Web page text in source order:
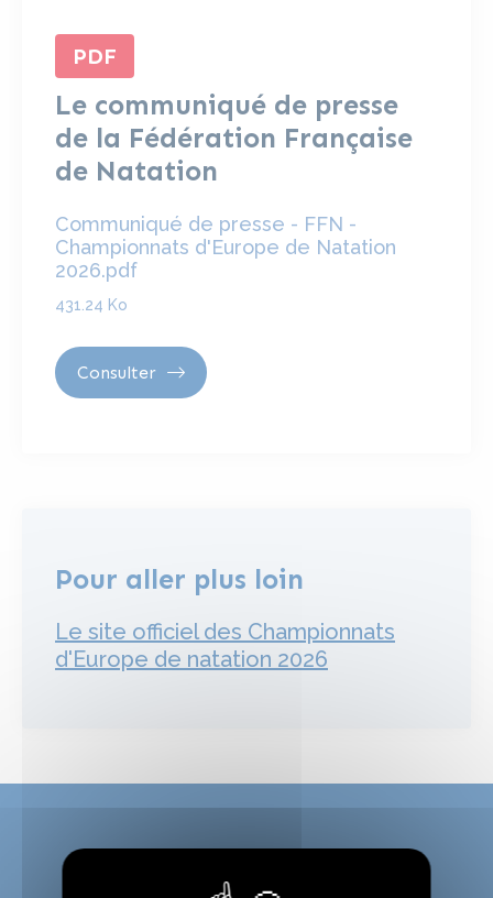
PDF
Le communiqué de presse
de la Fédération Française
de Natation
Communiqué de presse - FFN -
Championnats d'Europe de Natation
2026.pdf
431.24 Ko
Consulter
Pour aller plus loin
Le site officiel des Championnats
d'Europe de natation 2026
Notre agenda